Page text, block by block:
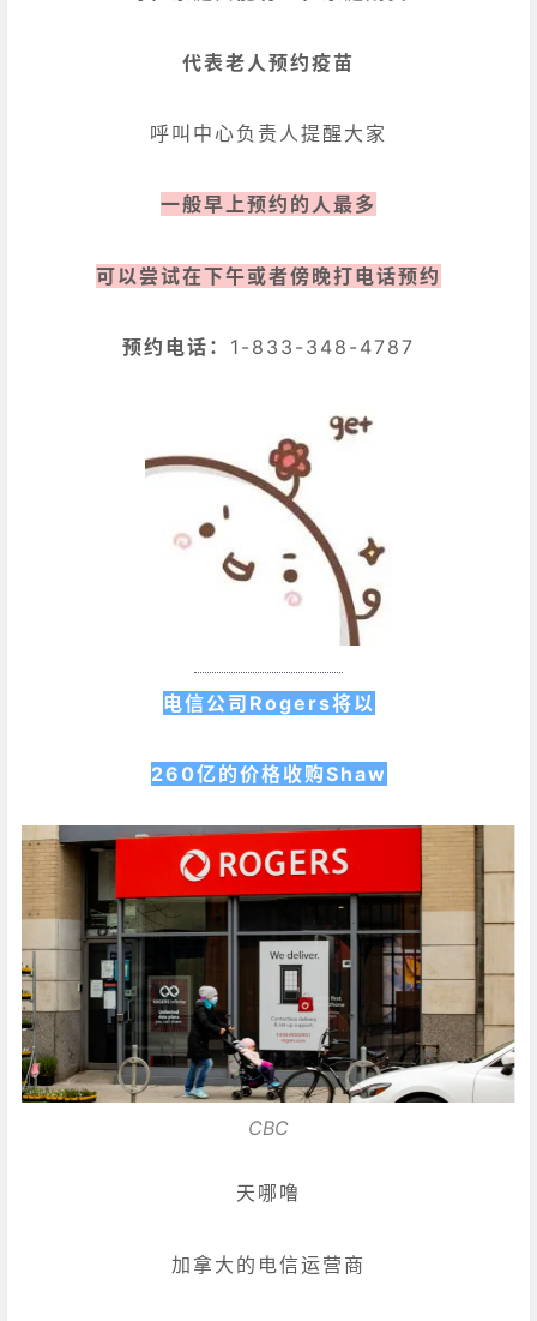
代表老人预约疫苗
呼叫中心负责人提醒大家
一般早上预约的人最多
可以尝试在下午或者傍晚打电话预约
预约电话： 1-833-348-4787
电信公司Rogers将以
260亿的价格收购Shaw
CBC
天哪噜
加拿大的电信运营商